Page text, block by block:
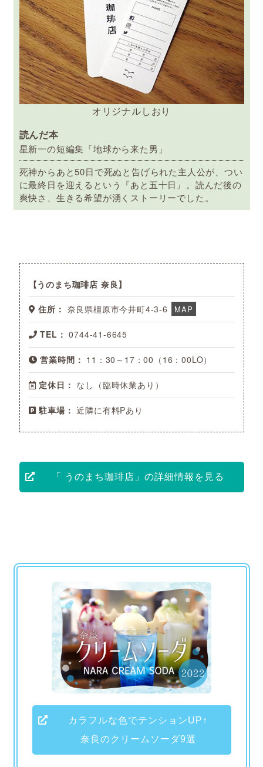
オリジナルしおり
読んだ本
星新一の短編集「地球から来た男」
死神からあと50日で死ぬと告げられた主人公が、つい
に最終日を迎えるという『あと五十日』。読んだ後の
爽快さ、生きる希望が湧くストーリーでした。
うのまち珈琲店 奈良
住所： 奈良県橿原市今井町4-3-6 MAP
TEL： 0744-41-6645
営業時間： 11：30～17：00（16：00LO）
定休日： なし（臨時休業あり）
駐車場： 近隣に有料Pあり
「 うのまち珈琲店」の詳細情報を見る
カラフルな色でテンションUP↑
奈良のクリームソーダ9選